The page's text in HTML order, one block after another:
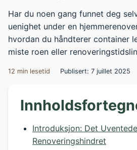
Har du noen gang funnet deg
uenighet under en
hvordan du håndterer container
miste roen eller
12 min lesetid Publisert: 7 juillet 2025
Introduksjon: Det Uventede
Renoveringshindret